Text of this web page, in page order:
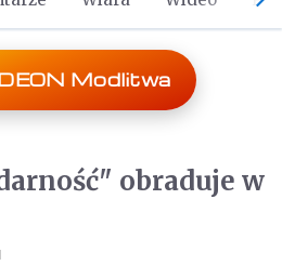
Modlitwa
obraduje w